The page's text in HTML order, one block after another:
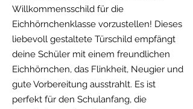
Willkommensschild für die
Eichhörnchenklasse vorzustellen! Dieses
liebevoll gestaltete Türschild empfängt
deine Schüler mit einem freundlichen
Eichhörnchen, das Flinkheit, Neugier und
gute Vorbereitung ausstrahlt. Es ist
perfekt für den Schulanfang, die